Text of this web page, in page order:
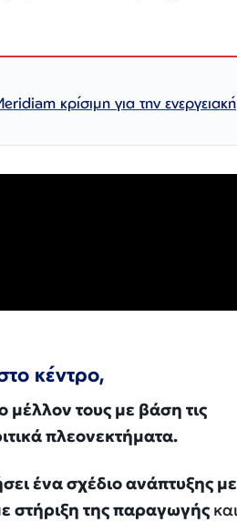
κρίσιμη για την ενεργειακή
κέντρο,
μέλλον τους με βάση τις
πλεονεκτήματα.
ένα σχέδιο ανάπτυξης με
στήριξη της παραγωγής